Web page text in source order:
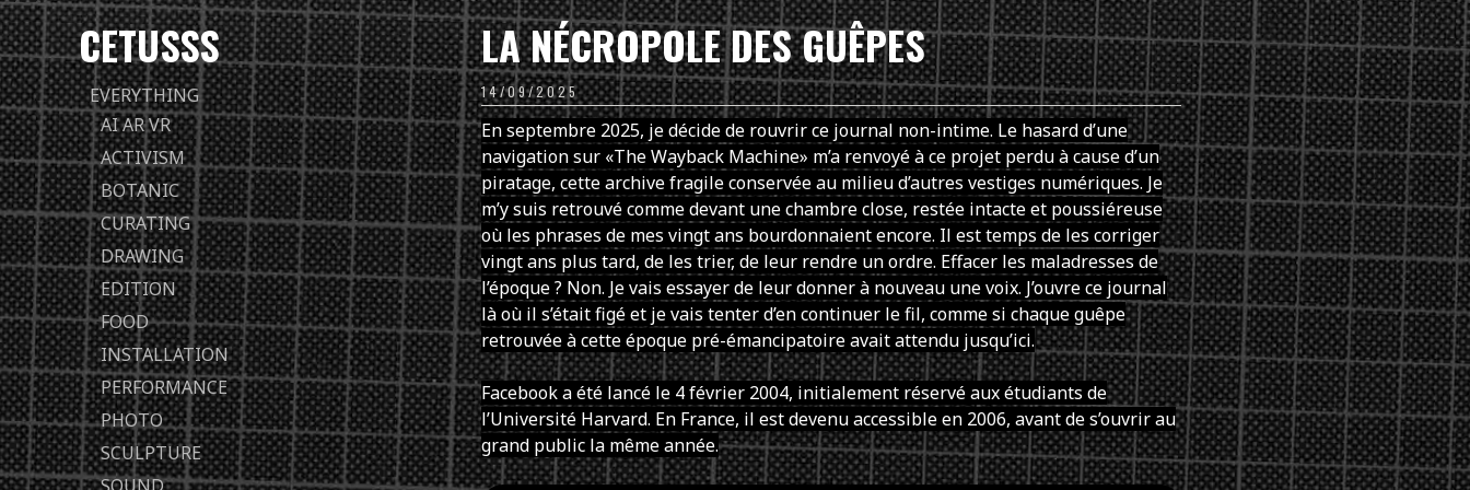
CETUSSS
Passer
directement
au
contenu
EVERYTHING
AI AR VR
ACTIVISM
BOTANIC
CURATING
DRAWING
EDITION
FOOD
INSTALLATION
PERFORMANCE
PHOTO
SCULPTURE
LA NÉCROPOLE DES GUÊPES
14/09/2025
En septembre 2025, je décide de rouvrir ce journal non-intime. Le hasard d’une
navigation sur «The Wayback Machine» m’a renvoyé à ce projet perdu à cause d’un
piratage, cette archive fragile conservée au milieu d’autres vestiges numériques. Je
m’y suis retrouvé comme devant une chambre close, restée intacte et poussiéreuse
où les phrases de mes vingt ans bourdonnaient encore. Il est temps de les corriger
vingt ans plus tard, de les trier, de leur rendre un ordre. Effacer les maladresses de
l’époque ? Non. Je vais essayer de leur donner à nouveau une voix. J’ouvre ce journal
là où il s’était figé et je vais tenter d’en continuer le fil, comme si chaque guêpe
retrouvée à cette époque pré-émancipatoire avait attendu jusqu’ici.
Facebook a été lancé le 4 février 2004, initialement réservé aux étudiants de
l’Université Harvard. En France, il est devenu accessible en 2006, avant de s’ouvrir au
grand public la même année.